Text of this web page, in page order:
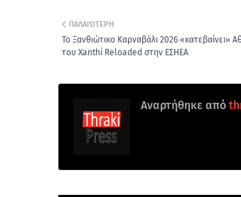
ΠΑΛΑΙΌΤΕΡΗ
Το Ξανθιώτικο Καρναβάλι 2026 «κατεβαίνει»
του Xanthi Reloaded στην ΕΣΗΕΑ
Αναρτήθηκε από